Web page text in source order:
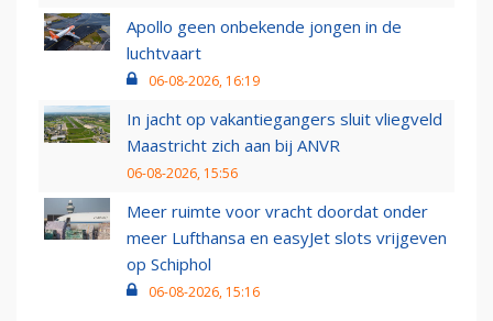
Apollo geen onbekende jongen in de
luchtvaart
06-08-2026, 16:19
In jacht op vakantiegangers sluit vliegveld
Maastricht zich aan bij ANVR
06-08-2026, 15:56
Meer ruimte voor vracht doordat onder
meer Lufthansa en easyJet slots vrijgeven
op Schiphol
06-08-2026, 15:16